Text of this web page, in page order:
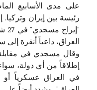
على مدى الأسابيع
رئيسة بين إيران وتركيا.
العراق، داعياً أنقرة
وقال مسجدي في مقابلة
إطلاقاً من أي دولة،
في العراق عسكرياً